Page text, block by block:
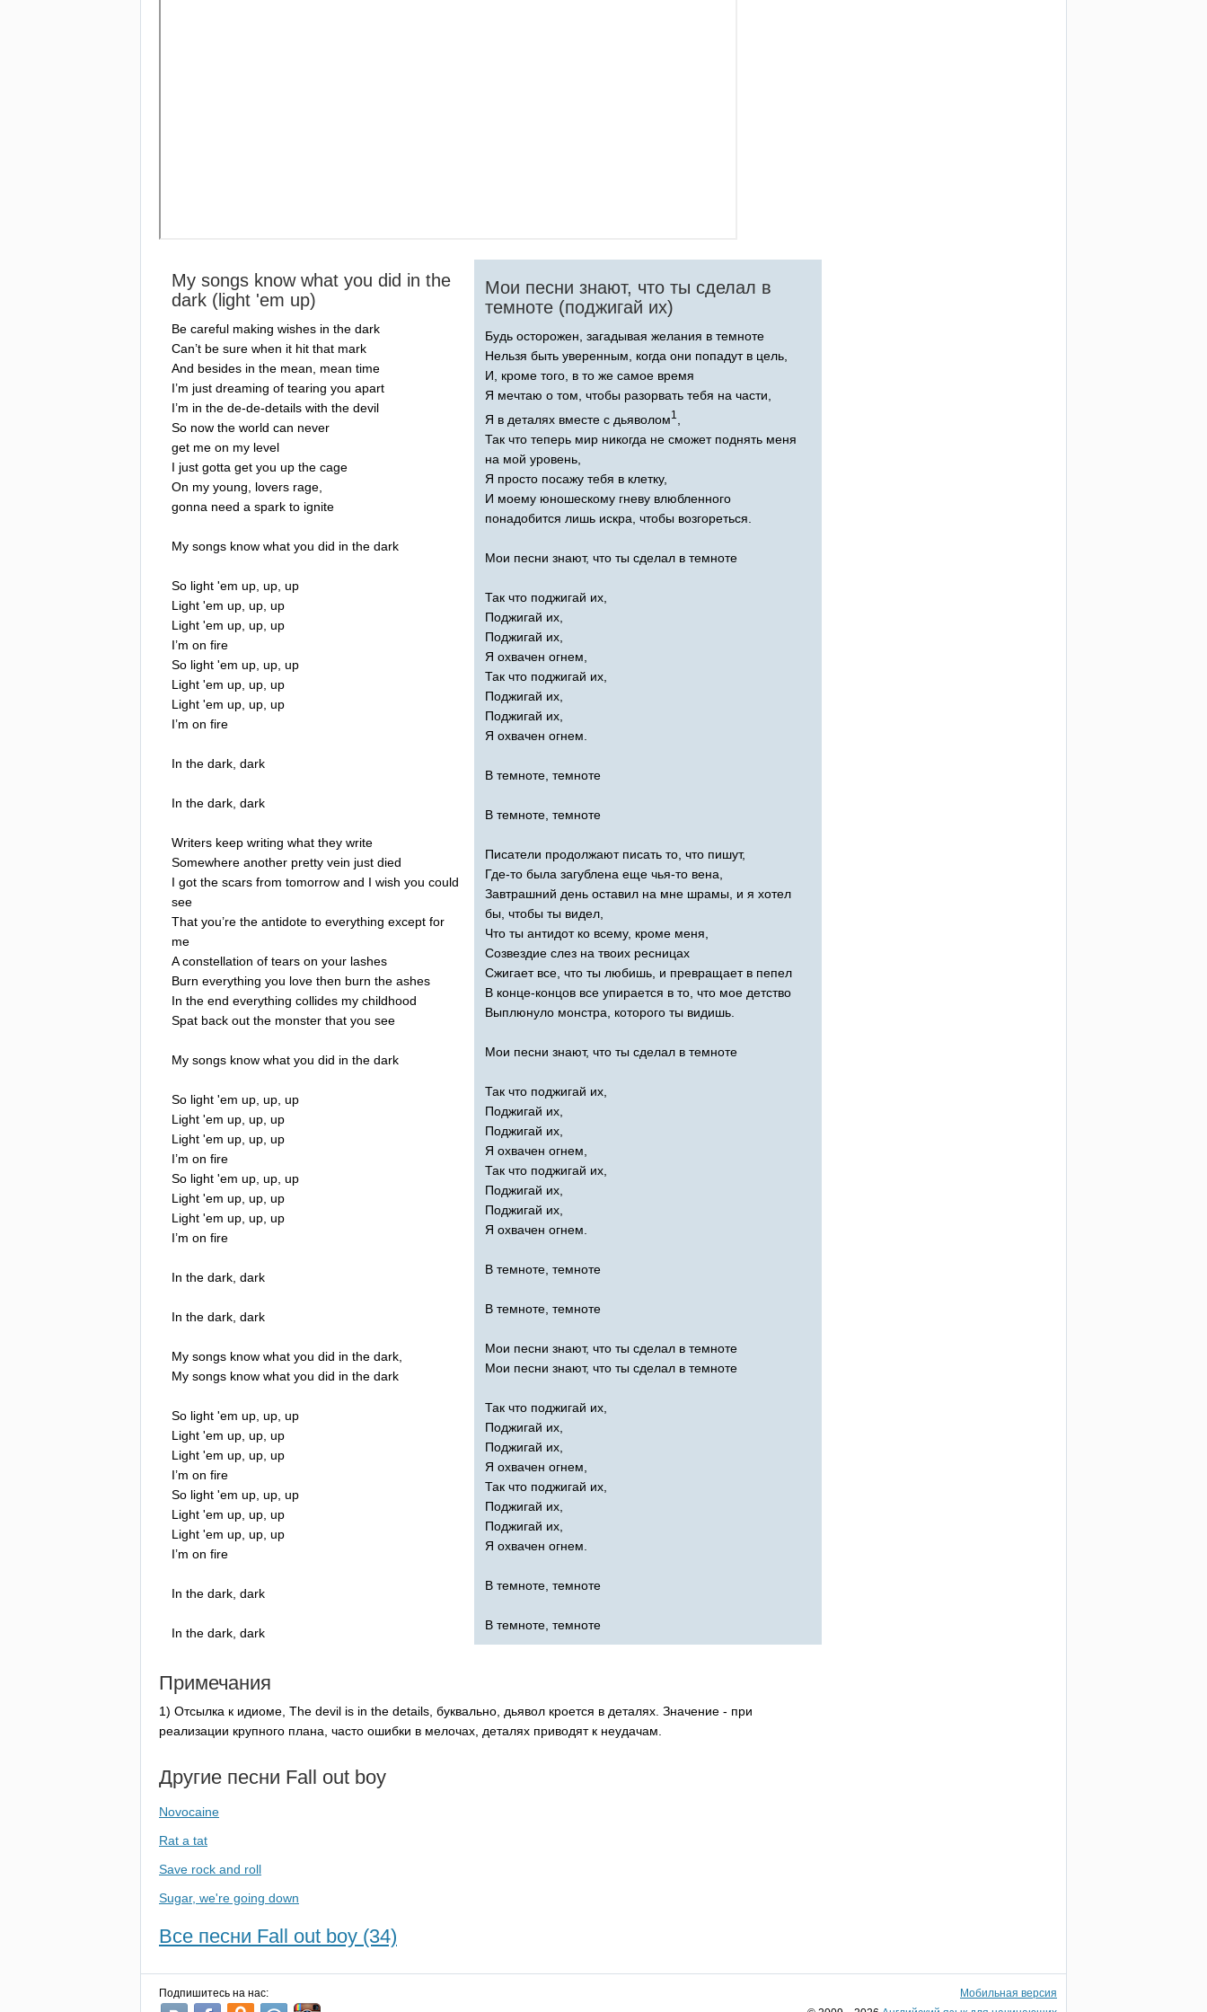
My songs know what you did in the
dark ( light 'em up)
Be careful making wishes in the dark
Can’t be sure when it hit that mark
And besides in the mean mean time
I’m just dreaming of tearing you apart
I’m in the de-de-details with the devil
So now the world can never
get me on my level
I just gotta get you up the cage
On my young lovers rage
gonna need a spark to ignite
My songs know what you did in the dark
So light 'em up up up
Light 'em up up up
Light 'em up up up
I’m on fire
So light 'em up up up
Light 'em up up up
Light 'em up up up
I’m on fire
In the dark dark
In the dark dark
Writers keep writing what they write
Somewhere another pretty vein just died
I got the scars from tomorrow and I wish you could
see
That you’re the antidote to everything except for
me
A constellation of tears on your lashes
Burn everything you love then burn the ashes
In the end everything collides my childhood
Spat back out the monster that you see
My songs know what you did in the dark
So light 'em up up up
Light 'em up up up
Light 'em up up up
I’m on fire
So light 'em up up up
Light 'em up up up
Light 'em up up up
I’m on fire
In the dark dark
In the dark dark
My songs know what you did in the dark
My songs know what you did in the dark
So light 'em up up up
Light 'em up up up
Light 'em up up up
I’m on fire
So light 'em up up up
Light 'em up up up
Light 'em up up up
I’m on fire
In the dark dark
In the dark dark
Мои песни знают, что ты сделал в
темноте (поджигай их)
Будь осторожен, загадывая желания в темноте
Нельзя быть уверенным, когда они попадут в цель,
И, кроме того, в то же самое время
Я мечтаю о том, чтобы разорвать тебя на части,
Я в деталях вместе с дьяволом1
Так что теперь мир никогда не сможет поднять меня
на мой уровень,
Я просто посажу тебя в клетку,
И моему юношескому гневу влюбленного
понадобится лишь искра, чтобы возгореться.
Мои песни знают, что ты сделал в темноте
Так что поджигай их,
Поджигай их,
Поджигай их,
Я охвачен огнем,
Так что поджигай их,
Поджигай их,
Поджигай их,
Я охвачен огнем.
В темноте, темноте
В темноте, темноте
Писатели продолжают писать то, что пишут,
Где-то была загублена еще чья-то вена,
Завтрашний день оставил на мне шрамы, и я хотел
бы, чтобы ты видел,
Что ты антидот ко всему, кроме меня,
Созвездие слез на твоих ресницах
Сжигает все, что ты любишь, и превращает в пепел
В конце-концов все упирается в то, что мое детство
Выплюнуло монстра, которого ты видишь.
Мои песни знают, что ты сделал в темноте
Так что поджигай их,
Поджигай их,
Поджигай их,
Я охвачен огнем,
Так что поджигай их,
Поджигай их,
Поджигай их,
Я охвачен огнем.
В темноте, темноте
В темноте, темноте
Мои песни знают, что ты сделал в темноте
Мои песни знают, что ты сделал в темноте
Так что поджигай их,
Поджигай их,
Поджигай их,
Я охвачен огнем,
Так что поджигай их,
Поджигай их,
Поджигай их,
Я охвачен огнем.
В темноте, темноте
В темноте, темноте
Примечания
1) Отсылка к идиоме, The devil is in the details , буквально, дьявол кроется в деталях. Значение - при
реализации крупного плана, часто ошибки в мелочах, деталях приводят к неудачам.
Другие песни Fall out boy
Novocaine
Rat a tat
Save rock and roll
Sugar, we're going down
Все песни Fall out boy (34)
Подпишитесь на нас:
Мобильная версия